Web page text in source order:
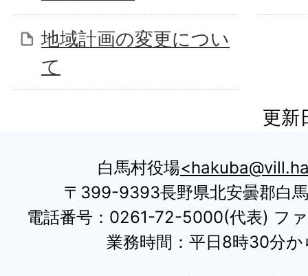
地域計画の変更につい
て
更新
白馬村役場
〒399-9393長野県北安曇郡白
電話番号：0261-72-5000(代表) フ
業務時間：平日8時30分か